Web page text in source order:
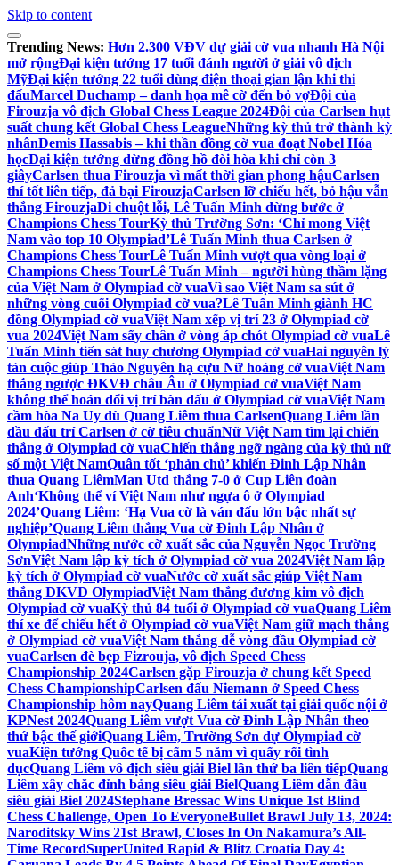
Skip to content
Trending News: Hơn 2.300 VĐV dự giải cờ vua nhanh Hà Nội
mở rộngĐại kiện tướng 17 tuổi đánh người ở giải vô địch
MỹĐại kiện tướng 22 tuổi dùng điện thoại gian lận khi thi
đấuMarcel Duchamp – danh họa mê cờ đến bỏ vợĐội của
Firouzja vô địch Global Chess League 2024Đội của Carlsen hụt
suất chung kết Global Chess LeagueNhững kỳ thủ trở thành kỳ
nhânDemis Hassabis – khi thần đồng cờ vua đoạt Nobel Hóa
họcĐại kiện tướng dừng đồng hồ đòi hòa khi chỉ còn 3
giâyCarlsen thua Firouzja vì mất thời gian phong hậuCarlsen
thí tốt liên tiếp, đả bại FirouzjaCarlsen lỡ chiếu hết, bỏ hậu vẫn
thắng FirouzjaDi chuột lỗi, Lê Tuấn Minh dừng bước ở
Champions Chess TourKỳ thủ Trường Sơn: ‘Chỉ mong Việt
Nam vào top 10 Olympiad’Lê Tuấn Minh thua Carlsen ở
Champions Chess TourLê Tuấn Minh vượt qua vòng loại ở
Champions Chess TourLê Tuấn Minh – người hùng thầm lặng
của Việt Nam ở Olympiad cờ vuaVì sao Việt Nam sa sút ở
những vòng cuối Olympiad cờ vua?Lê Tuấn Minh giành HC
đồng Olympiad cờ vuaViệt Nam xếp vị trí 23 ở Olympiad cờ
vua 2024Việt Nam sẩy chân ở vòng áp chót Olympiad cờ vuaLê
Tuấn Minh tiến sát huy chương Olympiad cờ vuaHai nguyên lý
tàn cuộc giúp Thảo Nguyên hạ cựu Nữ hoàng cờ vuaViệt Nam
thắng ngược ĐKVĐ châu Âu ở Olympiad cờ vuaViệt Nam
không thể hoán đổi vị trí bàn đấu ở Olympiad cờ vuaViệt Nam
cầm hòa Na Uy dù Quang Liêm thua CarlsenQuang Liêm lần
đầu đấu trí Carlsen ở cờ tiêu chuẩnNữ Việt Nam tìm lại chiến
thắng ở Olympiad cờ vuaChiến thắng ngỡ ngàng của kỳ thủ nữ
số một Việt NamQuân tốt ‘phản chủ’ khiến Đinh Lập Nhân
thua Quang LiêmMan Utd thắng 7-0 ở Cup Liên đoàn
Anh‘Không thể ví Việt Nam như ngựa ô ở Olympiad
2024’Quang Liêm: ‘Hạ Vua cờ là ván đấu lớn bậc nhất sự
nghiệp’Quang Liêm thắng Vua cờ Đinh Lập Nhân ở
OlympiadNhững nước cờ xuất sắc của Nguyễn Ngọc Trường
SơnViệt Nam lập kỳ tích ở Olympiad cờ vua 2024Việt Nam lập
kỳ tích ở Olympiad cờ vuaNước cờ xuất sắc giúp Việt Nam
thắng ĐKVĐ OlympiadViệt Nam thắng đương kim vô địch
Olympiad cờ vuaKỳ thủ 84 tuổi ở Olympiad cờ vuaQuang Liêm
thí xe để chiếu hết ở Olympiad cờ vuaViệt Nam giữ mạch thắng
ở Olympiad cờ vuaViệt Nam thắng dễ vòng đầu Olympiad cờ
vuaCarlsen đè bẹp Fizrouja, vô địch Speed Chess
Championship 2024Carlsen gặp Firouzja ở chung kết Speed
Chess ChampionshipCarlsen đấu Niemann ở Speed Chess
Championship hôm nayQuang Liêm tái xuất tại giải quốc nội ở
KPNest 2024Quang Liêm vượt Vua cờ Đinh Lập Nhân theo
thứ bậc thế giớiQuang Liêm, Trường Sơn dự Olympiad cờ
vuaKiện tướng Quốc tế bị cấm 5 năm vì quấy rối tình
dụcQuang Liêm vô địch siêu giải Biel lần thứ ba liên tiếpQuang
Liêm xây chắc đỉnh bảng siêu giải BielQuang Liêm dẫn đầu
siêu giải Biel 2024Stephane Bressac Wins Unique 1st Blind
Chess Challenge, Open To EveryoneBullet Brawl July 13, 2024:
Naroditsky Wins 21st Brawl, Closes In On Nakamura’s All-
Time RecordSuperUnited Rapid & Blitz Croatia Day 4: